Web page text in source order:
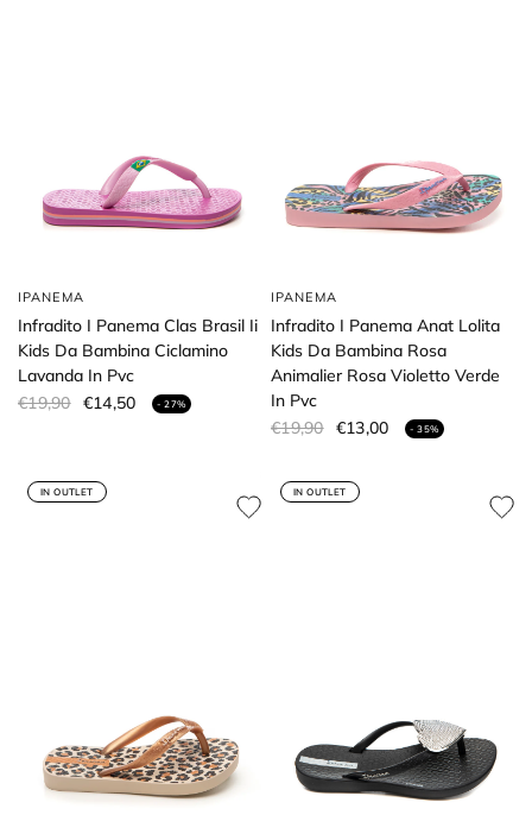
IPANEMA
Infradito I Panema Clas Brasil Ii
Kids Da Bambina Ciclamino
Lavanda In Pvc
€19,90 €14,50 - 27%
IPANEMA
Infradito I Panema Anat Lolita
Kids Da Bambina Rosa
Animalier Rosa Violetto Verde
In Pvc
€19,90 €13,00 - 35%
IN OUTLET IN OUTLET